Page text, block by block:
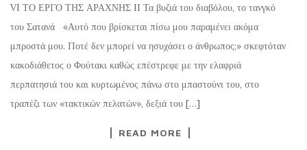
VI ΤΟ ΕΡΓΟ ΤΗΣ ΑΡΑΧΝΗΣ II Τα βυζιά του διαβόλου, το τανγκό
του Σατανά «Αυτό που βρίσκεται πίσω μου παραμένει ακόμα
μπροστά μου. Ποτέ δεν μπορεί να ησυχάσει ο άνθρωπος;» σκεφτόταν
κακοδιάθετος ο Φούτακι καθώς επέστρεφε με την ελαφριά
περπατησιά του και κυρτωμένος πάνω στο μπαστούνι του, στο
τραπέζι των «τακτικών πελατών», δεξιά του […]
READ MORE